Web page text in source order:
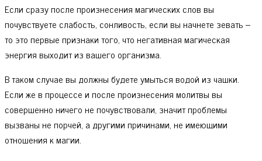
Если сразу после произнесения магических слов вы
почувствуете слабость, сонливость, если вы начнете зевать –
то это первые признаки того, что негативная магическая
энергия выходит из вашего организма.
В таком случае вы должны будете умыться водой из чашки.
Если же в процессе и после произнесения молитвы вы
совершенно ничего не почувствовали, значит проблемы
вызваны не порчей, а другими причинами, не имеющими
отношения к магии.